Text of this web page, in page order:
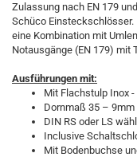
Zulassung nach EN 179
Schüco
eine Kombination mit
Notausgänge (EN 179) mit
Ausführungen mit:
Mit Flachstulp Inox
Dornmaß 35 –
DIN RS oder LS
Inclusive
Mit Bodenbuchse